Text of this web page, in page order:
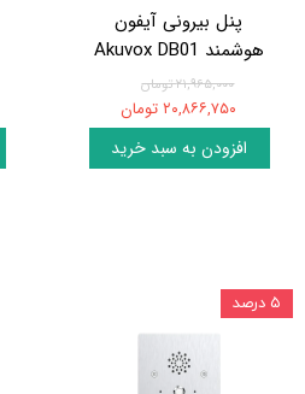
پنل بیرونی آیفون
هوشمند Akuvox DB01
۲۱,۹۶۵,۰۰۰ تومان
۲۰,۸۶۶,۷۵۰ تومان
افزودن به سبد خرید
۵ درصد